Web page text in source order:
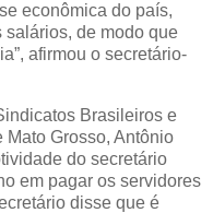
econômica do país,
salários, de modo que
afirmou o secretário-
Brasileiros e
Grosso, Antônio
do secretário
em pagar os servidores
disse que é